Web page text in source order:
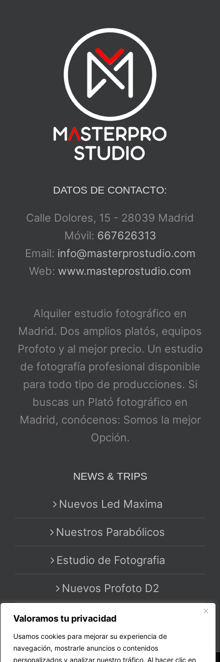
Valoramos tu privacidad
Usamos cookies para mejorar su experiencia de
navegación, mostrarle anuncios o contenidos
personalizados y analizar nuestro tráfico. Al hacer clic en
DATOS DE CONTACTO:
Calle Dolores, 15 - 28039 Madrid
Móvil: 667626313
Email: info@masterprostudio.com
Web: www.masteprostudio.com
Alquiler estudio fotográfico en
Madrid. Dos amplios platós, equipos
Profoto y al mejor precio. Un estudio
de fotografía profesional disponible
para todo tipo de producciones. Si
buscas un Plató fotográfico en
Madrid, conócenos: Somos la mejor
Opción.
NEWS & TRIPS
Nuevos Led Maxima
Nuestros Parabólicos
Estudio de Fotografia
Nuevos Profoto D2